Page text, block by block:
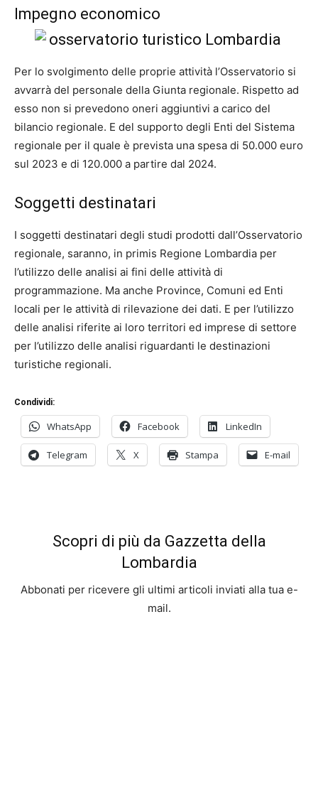
Impegno economico
Per lo svolgimento delle proprie attività l’Osservatorio si
avvarrà del personale della Giunta regionale. Rispetto ad
esso non si prevedono oneri aggiuntivi a carico del
bilancio regionale. E del supporto degli Enti del Sistema
regionale per il quale è prevista una spesa di 50.000 euro
sul 2023 e di 120.000 a partire dal 2024.
Soggetti destinatari
I soggetti destinatari degli studi prodotti dall’Osservatorio
regionale, saranno, in primis Regione Lombardia per
l’utilizzo delle analisi ai fini delle attività di
programmazione. Ma anche Province, Comuni ed Enti
locali per le attività di rilevazione dei dati. E per l’utilizzo
delle analisi riferite ai loro territori ed imprese di settore
per l’utilizzo delle analisi riguardanti le destinazioni
turistiche regionali.
Condividi:
WhatsApp Facebook LinkedIn
Telegram X Stampa E-mail
Scopri di più da Gazzetta della
Lombardia
Abbonati per ricevere gli ultimi articoli inviati alla tua e-
mail.